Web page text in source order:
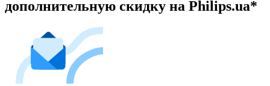
дополнительную скидку на Philips.ua*